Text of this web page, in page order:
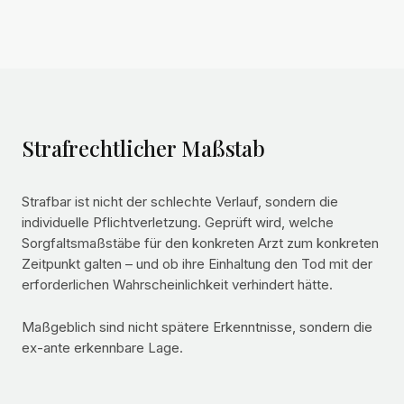
Strafrechtlicher Maßstab
Strafbar ist nicht der schlechte Verlauf, sondern die
individuelle Pflichtverletzung. Geprüft wird, welche
Sorgfaltsmaßstäbe für den konkreten Arzt zum konkreten
Zeitpunkt galten – und ob ihre Einhaltung den Tod mit der
erforderlichen Wahrscheinlichkeit verhindert hätte.
Maßgeblich sind nicht spätere Erkenntnisse, sondern die
ex-ante erkennbare Lage.